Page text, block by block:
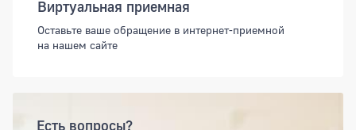
Виртуальная приемная
Оставьте ваше обращение в интернет-приемной
на нашем сайте
Есть вопросы?